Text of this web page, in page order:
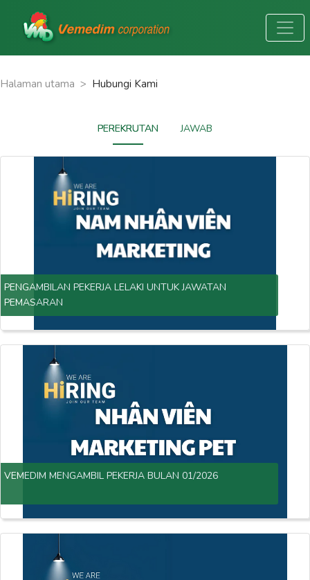
Halaman utama > Hubungi Kami
PEREKRUTAN JAWAB
PENGAMBILAN PEKERJA LELAKI UNTUK JAWATAN
PEMASARAN
VEMEDIM MENGAMBIL PEKERJA BULAN 01/2026